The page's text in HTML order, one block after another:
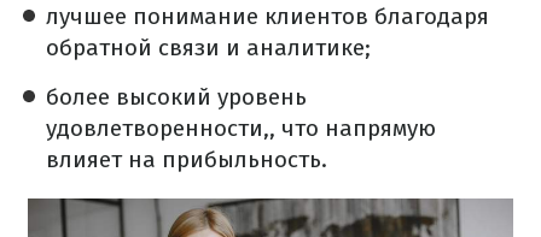
лучшее понимание клиентов благодаря
обратной связи и аналитике;
более высокий уровень
удовлетворенности,, что напрямую
влияет на прибыльность.